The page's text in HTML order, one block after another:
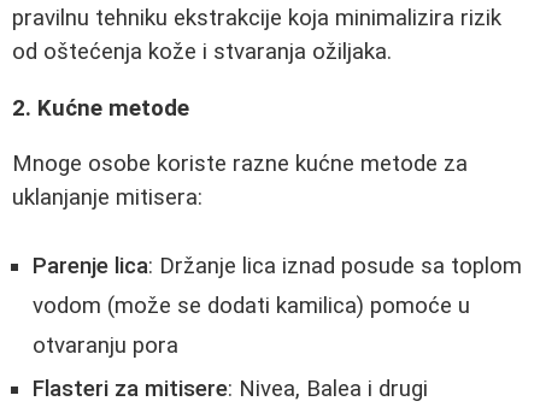
pravilnu tehniku ekstrakcije koja minimalizira rizik
od oštećenja kože i stvaranja ožiljaka.
2. Kućne metode
Mnoge osobe koriste razne kućne metode za
uklanjanje mitisera:
Parenje lica: Držanje lica iznad posude sa toplom
vodom (može se dodati kamilica) pomoće u
otvaranju pora
Flasteri za mitisere: Nivea, Balea i drugi